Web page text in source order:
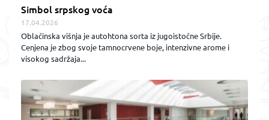
Simbol srpskog voća
17.04.2026
Oblačinska višnja je autohtona sorta iz jugoistočne Srbije.
Cenjena je zbog svoje tamnocrvene boje, intenzivne arome i
visokog sadržaja...